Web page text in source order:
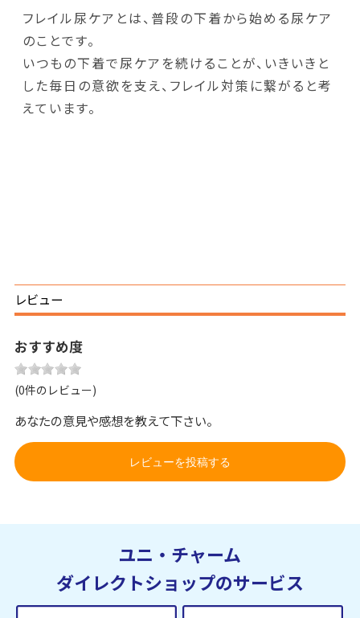
フレイル尿ケアとは、普段の下着から始める尿ケア
のことです。
いつもの下着で尿ケアを続けることが、いきいきと
した毎日の意欲を支え、フレイル対策に繋がると考
えています。
レビュー
おすすめ度
(0件のレビュー)
あなたの意見や感想を教えて下さい。
レビューを投稿する
ユニ・チャーム
ダイレクトショップのサービス